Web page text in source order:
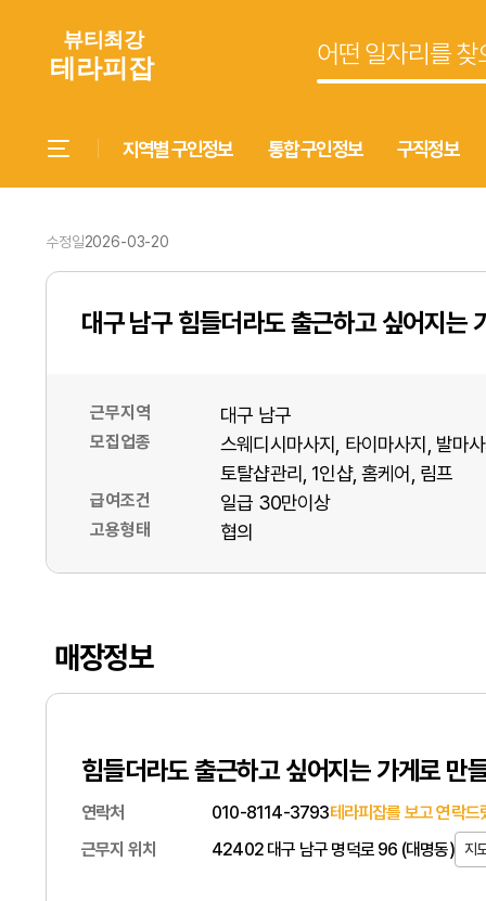
지역별 구인정보 통합 구인정보 구직정보
수정일2026-03-20
대구 남구 힘들더라도 출근하고 싶어지는
근무지역 대구 남구
모집업종 스웨디시마사지 타이마사지
발마
토탈샵관리
1인샵 홈케어 림프
급여조건 일급 30만이상
고용형태 협의
매장정보
힘들더라도 출근하고 싶어지는 가게로 만
연락처 010-8114-3793테라피잡를 보고 연락
근무지 위치
42402 대구 남구 명덕로 96 (대명동) 지